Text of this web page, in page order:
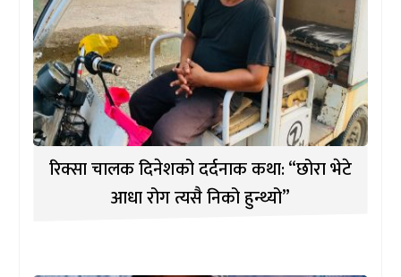
रिक्सा चालक दिनेशको दर्दनाक कथा: “छोरा भेटे
आधा रोग त्यसै निको हुन्थ्यो”